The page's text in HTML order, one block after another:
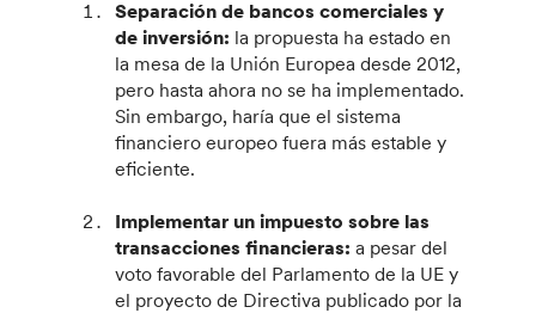
Separación de bancos comerciales y
de inversión: la propuesta ha estado en
la mesa de la Unión Europea desde 2012,
pero hasta ahora no se ha implementado.
Sin embargo, haría que el sistema
financiero europeo fuera más estable y
eficiente.
Implementar un impuesto sobre las
transacciones financieras: a pesar del
voto favorable del Parlamento de la UE y
el proyecto de Directiva publicado por la